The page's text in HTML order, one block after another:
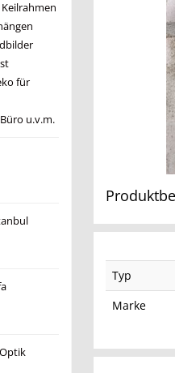
für
u.v.m.
Typ
Marke